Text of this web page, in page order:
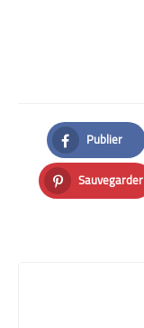
Publier
Facebook
Sauvegarder
Pinterest